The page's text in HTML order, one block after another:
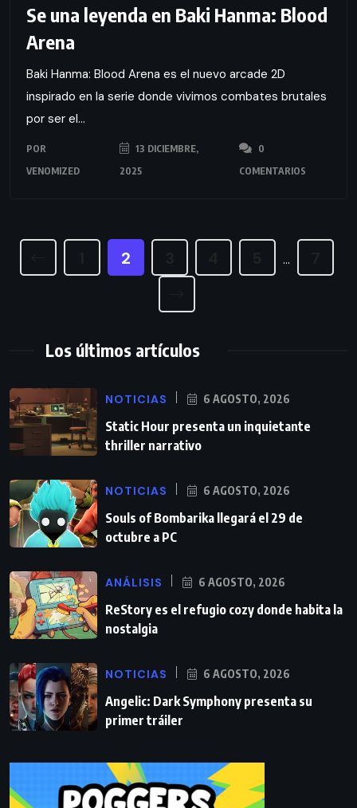
Se una leyenda en Baki Hanma: Blood
Arena
Baki Hanma: Blood Arena es el nuevo arcade 2D
inspirado en la serie donde vivimos combates brutales
por ser el...
POR
VENOMIZED
13 DICIEMBRE,
2025
0
COMENTARIOS
2 …
Los últimos artículos
NOTICIAS 6 AGOSTO, 2026
Static Hour presenta un inquietante
thriller narrativo
NOTICIAS 6 AGOSTO, 2026
Souls of Bombarika llegará el 29 de
octubre a PC
ANÁLISIS 6 AGOSTO, 2026
ReStory es el refugio cozy donde habita la
nostalgia
NOTICIAS 6 AGOSTO, 2026
Angelic: Dark Symphony presenta su
primer tráiler